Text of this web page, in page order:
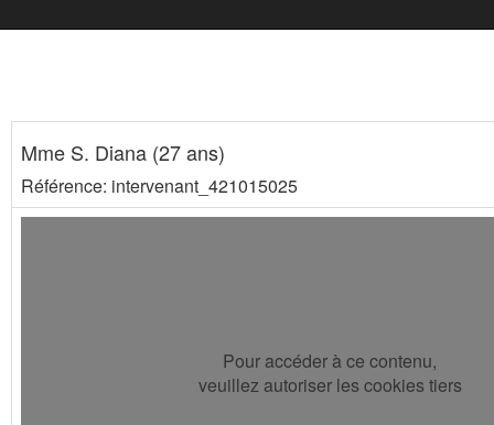
Mme S. Diana (27 ans)
Référence: intervenant_421015025
Pour accéder à ce contenu,
veuillez autoriser les cookies tiers